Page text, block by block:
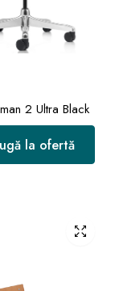
2 Ultra Black
la ofertă